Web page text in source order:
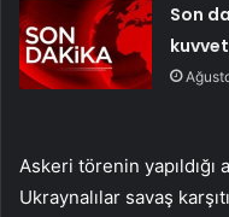
Son
Askeri törenin
Ukraynalılar savaş